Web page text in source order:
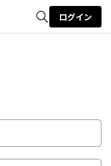
ログイン